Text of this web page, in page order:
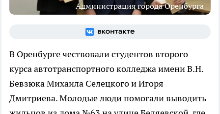
Администрация города Оренбурга
В Оренбурге чествовали студентов второго
курса автотранспортного колледжа имени В.Н.
Бевзюка Михаила Селецкого и Игоря
Дмитриева. Молодые люди помогали выводить